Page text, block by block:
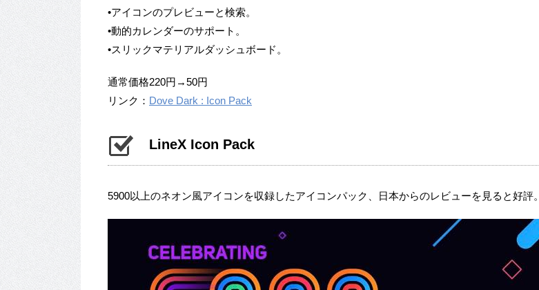
•アイコンのプレビューと検索。
•動的カレンダーのサポート。
•スリックマテリアルダッシュボード。
通常価格220円→50円
リンク： Dove Dark : Icon Pack
LineX Icon Pack
5900以上のネオン風アイコンを収録したアイコンパック、日本からのレビューを見ると好評。